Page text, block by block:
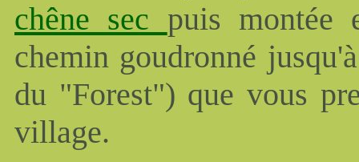
chêne sec puis montée
chemin goudronné
du "Forest") que vous
village.